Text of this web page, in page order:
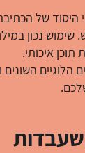
של
שימוש נכון
איכותי.
השונים